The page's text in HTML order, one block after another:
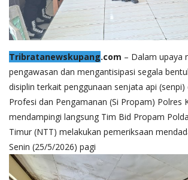
Tribratanewskupang.com – Dalam upaya
pengawasan dan mengantisipasi segala
disiplin terkait penggunaan senjata api (senpi)
Profesi dan Pengamanan (Si Propam) Polres
mendampingi langsung Tim Bid Propam
Timur (NTT) melakukan pemeriksaan
Senin (25/5/2026) pagi